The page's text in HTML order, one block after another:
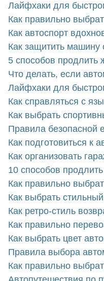
Лайфхаки для
Как правильно
Как автоспорт
Как защитить машину
5 способов продлить
Что делать, если
Лайфхаки для
Как справляться с
Как выбрать
Правила безопасной
Как подготовиться к
Как организовать
10 способов
Как правильно
Как выбрать
Как ретро-стиль
Как правильно
Как выбрать цвет
Правила выбора
Как правильно